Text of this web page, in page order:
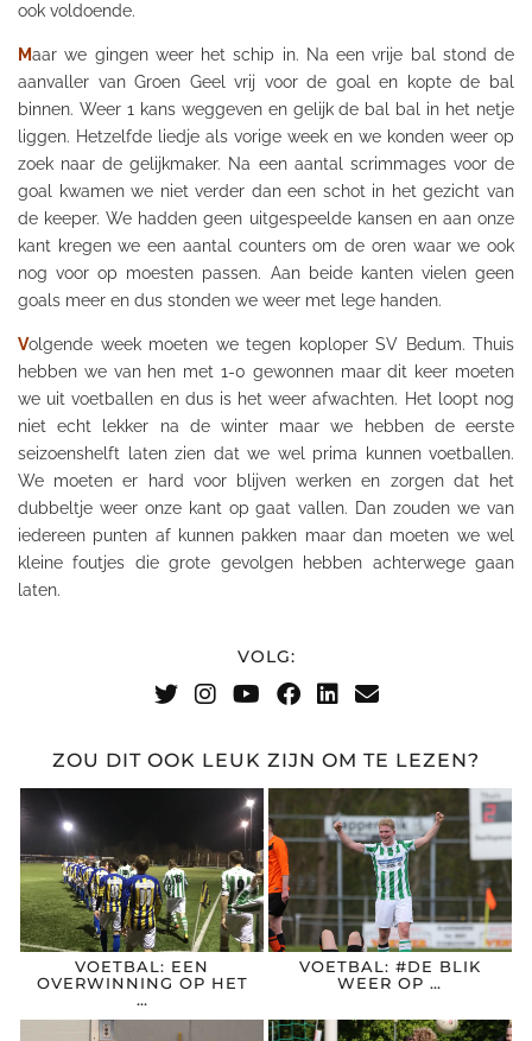
ook voldoende.
Maar we gingen weer het schip in. Na een vrije bal stond de
aanvaller van Groen Geel vrij voor de goal
en kopte de bal
binnen. Weer 1 kans weggeven en gelijk de bal bal in het netje
liggen. Hetzelfde liedje als vorige week en we konden weer op
zoek naar de gelijkmaker. Na een aantal scrimmages voor de
goal
kwamen we niet verder dan een schot in het gezicht van
de keeper. We hadden geen uitgespeelde kansen en aan onze
kant kregen we een aantal counters om de oren waar we ook
nog voor op moesten passen. Aan beide kanten vielen geen
goals meer en dus stonden we weer met lege handen.
Volgende week moeten we tegen koploper SV Bedum. Thuis
hebben we van hen met 1-0 gewonnen maar dit keer moeten
we uit voetballen en dus is het weer afwachten. Het loopt nog
niet echt lekker na de winter maar we hebben de eerste
seizoenshelft laten zien dat we wel prima kunnen voetballen.
We moeten er hard voor blijven werken en zorgen dat het
dubbeltje weer onze kant op gaat vallen. Dan zouden we van
iedereen punten af kunnen pakken maar dan moeten we wel
kleine foutjes die grote gevolgen hebben achterwege gaan
laten.
VOLG:
ZOU DIT OOK LEUK ZIJN OM TE LEZEN?
VOETBAL: EEN
OVERWINNING OP HET
…
VOETBAL: #DE BLIK
WEER OP …